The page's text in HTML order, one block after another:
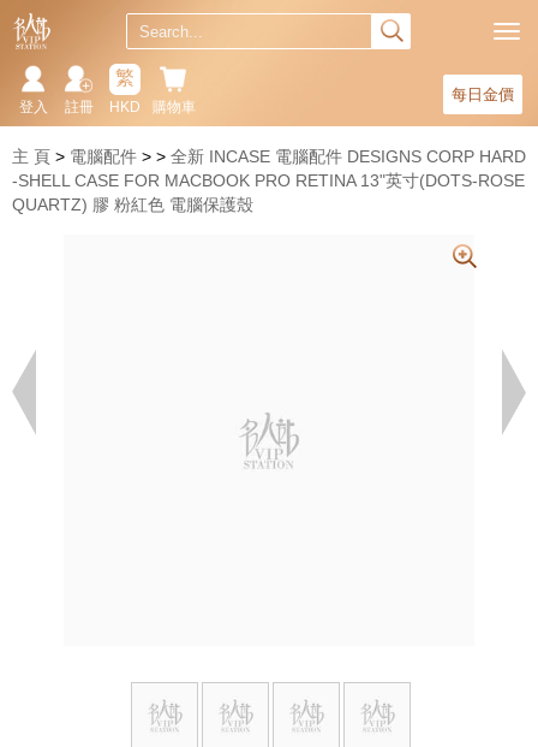
每日金價
購物車
繁
HKD
註冊
登入
主 頁 電腦配件
全新 INCASE 電腦配件 DESIGNS CORP HARD
-SHELL CASE FOR MACBOOK PRO RETINA 13"英寸(DOTS-ROSE
QUARTZ) 膠 粉紅色 電腦保護殼